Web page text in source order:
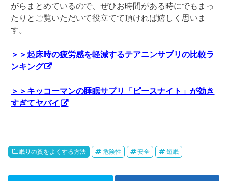
がらまとめているので、ぜひお時間がある時にでもまっ
たりとご覧いただいて役立てて頂ければ嬉しく思いま
す。
＞＞起床時の疲労感を軽減するテアニンサプリの比較ラ
ンキング
＞＞キッコーマンの睡眠サプリ「ピースナイト」が効き
すぎてヤバイ
眠りの質をよくする方法 危険性 安全 短眠